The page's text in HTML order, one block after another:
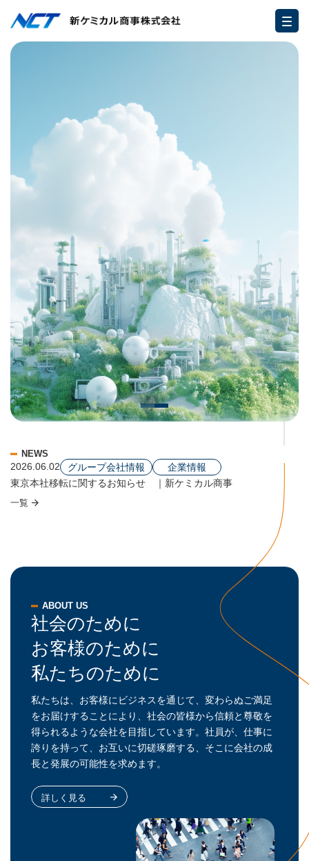
©2026 サイトウユウスケ
NEWS
2026.05.18
イベント情報
5/20～ 「2026NEW環境展」出展のお知らせ | 新ケミカル商事・NCTマテリアル
2026.04.20
メディア掲載
NCTグループ情報誌ANECT Vol.4を刊行
2026.06.02
グループ会社情報
企業情報
東京本社移転に関するお知らせ ｜新ケミカル商事
2026.05.25
5/20～ 「2026NEW環境展」出展のお知らせ | 新ケミカル商事・NCTマテリアル
2026.04.20
2026.08.06
2026.06.02
グループ会社情報
東京本社移転に関するお知らせ ｜新ケミカル商事
一覧
ABOUT US
社会のために
お客様のために
私たちのために
私たちは、お客様にビジネスを通じて、変わらぬご満足
をお届けすることにより、社会の皆様から信頼と尊敬を
得られるような会社を目指しています。社員が、仕事に
誇りを持って、お互いに切磋琢磨する、そこに会社の成
長と発展の可能性を求めます。
詳しく見る